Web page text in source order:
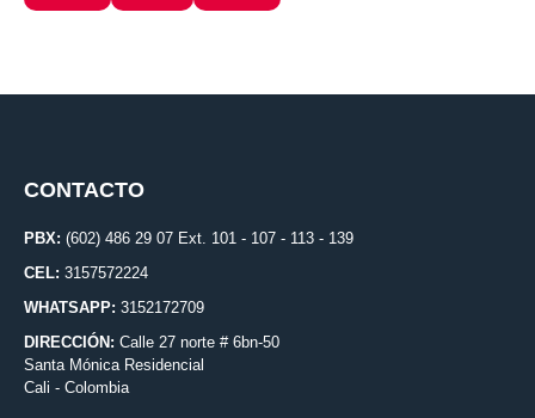
CONTACTO
PBX: (602) 486 29 07 Ext. 101 - 107 - 113 - 139
CEL: 3157572224
WHATSAPP: 3152172709
DIRECCIÓN: Calle 27 norte # 6bn-50
Santa Mónica Residencial
Cali - Colombia